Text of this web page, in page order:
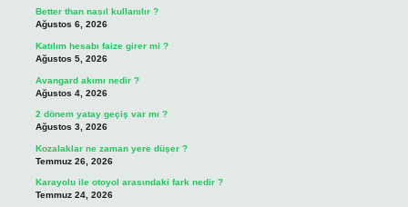
Better than nasıl kullanılır ?
Ağustos 6, 2026
Katılım hesabı faize girer mi ?
Ağustos 5, 2026
Avangard akımı nedir ?
Ağustos 4, 2026
2 dönem yatay geçiş var mı ?
Ağustos 3, 2026
Kozalaklar ne zaman yere düşer ?
Temmuz 26, 2026
Karayolu ile otoyol arasındaki fark nedir ?
Temmuz 24, 2026